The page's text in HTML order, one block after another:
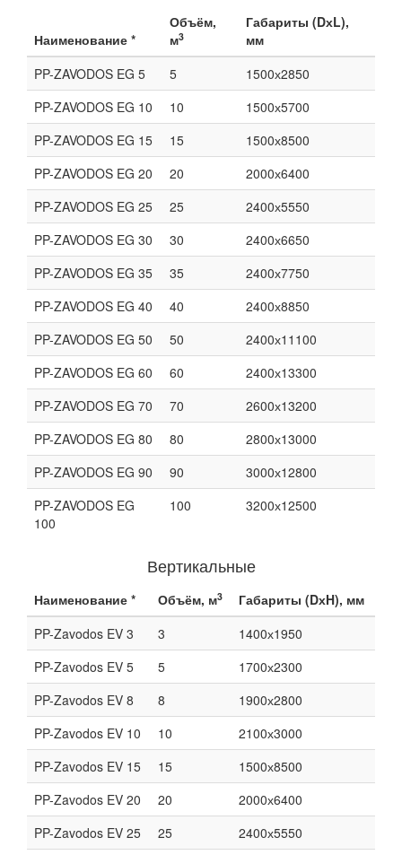
Наименование *
Объём,
м3
Габариты (DхL),
мм
PP-ZAVODOS EG 5
5
1500х2850
PP-ZAVODOS EG 10
10
1500х5700
PP-ZAVODOS EG 15
15
1500х8500
PP-ZAVODOS EG 20
20
2000х6400
PP-ZAVODOS EG 25
25
2400х5550
PP-ZAVODOS EG 30
30
2400х6650
PP-ZAVODOS EG 35
35
2400х7750
PP-ZAVODOS EG 40
40
2400х8850
PP-ZAVODOS EG 50
50
2400х11100
PP-ZAVODOS EG 60
60
2400х13300
PP-ZAVODOS EG 70
70
2600х13200
PP-ZAVODOS EG 80
80
2800х13000
PP-ZAVODOS EG 90
90
3000х12800
PP-ZAVODOS EG
100
100 3200х12500
Вертикальные
Наименование * Объём, м3
Габариты (DхH), мм
PP-Zavodos EV 3
3
1400х1950
PP-Zavodos EV 5
5
1700х2300
PP-Zavodos EV 8
8
1900х2800
PP-Zavodos EV 10
10
2100х3000
PP-Zavodos EV 15
15
1500х8500
PP-Zavodos EV 20
20
2000х6400
PP-Zavodos EV 25
25
2400х5550